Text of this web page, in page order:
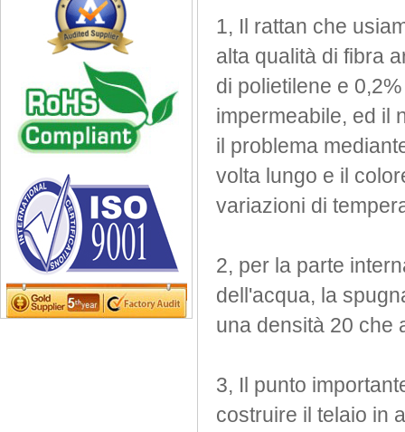
Tavoli da picnic
Tempo libero Tabella
Wicker Patio Mobili
Woodard Mobili
1, Il rattan che
alta qualità di fibra
di polietilene e
impermeabile, ed il
il problema
volta lungo e il
variazioni di
2, per la parte
dell'acqua, la
una densità 20 che
3, Il punto
costruire il telaio in